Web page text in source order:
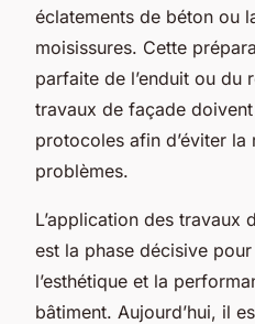
éclatements de béton ou
moisissures. Cette
parfaite de l’enduit ou du
travaux de façade
protocoles afin d’éviter
problèmes.
L’application des
est la phase décisive
l’esthétique et la
bâtiment. Aujourd’hui, il